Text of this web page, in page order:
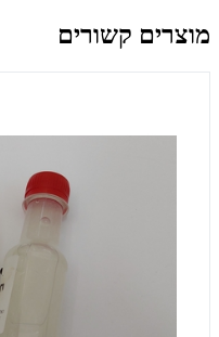
מוצרים קשורים